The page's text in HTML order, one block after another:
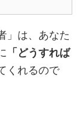
」は、あなた
「どうすれば
くれるので